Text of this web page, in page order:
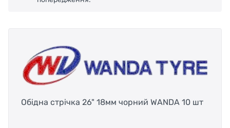
Обідна стрічка 26" 18мм чорний WANDA 10 шт